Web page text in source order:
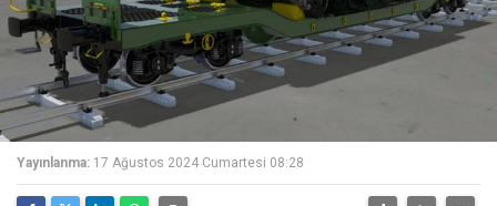
Yayınlanma: 17 Ağustos 2024 Cumartesi 08:28